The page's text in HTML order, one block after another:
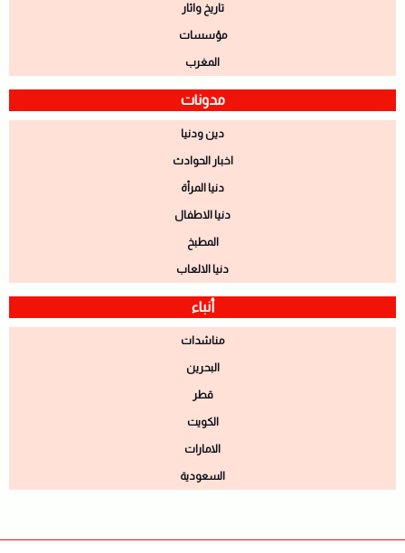
تاريخ واثار
مؤسسات
المغرب
مدونات
دين ودنيا
اخبار الحوادث
دنيا المرأة
دنيا الاطفال
المطبخ
دنيا الالعاب
أنباء
مناشدات
البحرين
قطر
الكويت
الامارات
السعودية